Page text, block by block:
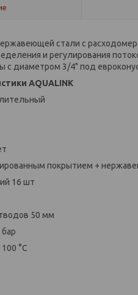
стали с
и регулирования
с диаметром 3/4" под
AQUALINK
покрытием +
16 шт
50 мм
°С